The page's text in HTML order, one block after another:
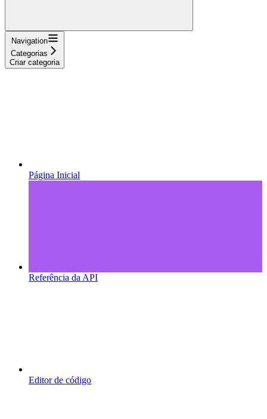
Navigation
Categorias
Criar categoria
Página Inicial
Referência da API
Editor de código